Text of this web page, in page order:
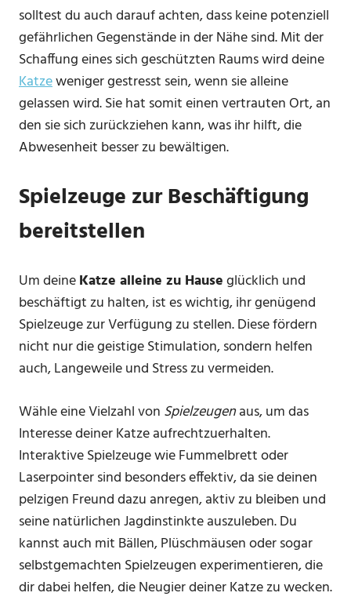
solltest du auch darauf achten, dass keine potenziell
gefährlichen Gegenstände in der Nähe sind. Mit der
Schaffung eines sich geschützten Raums wird deine
Katzeweniger gestresst sein, wenn sie alleine
gelassen wird. Sie hat somit einen vertrauten Ort, an
den sie sich zurückziehen kann, was ihr hilft, die
Abwesenheit besser zu bewältigen.
Spielzeuge zur Beschäftigung
bereitstellen
Um deineKatze alleine zu Hauseglücklich und
beschäftigt zu halten, ist es wichtig, ihr genügend
Spielzeuge zur Verfügung zu stellen. Diese fördern
nicht nur die geistige Stimulation, sondern helfen
auch, Langeweile und Stress zu vermeiden.
Wähle eine Vielzahl von Spielzeugenaus, um das
Interesse deiner Katze aufrechtzuerhalten.
Interaktive Spielzeuge wie Fummelbrett oder
Laserpointer sind besonders effektiv, da sie deinen
pelzigen Freund dazu anregen, aktiv zu bleiben und
seine natürlichen Jagdinstinkte auszuleben. Du
kannst auch mit Bällen, Plüschmäusen oder sogar
selbstgemachten Spielzeugen experimentieren, die
dir dabei helfen, die Neugier deiner Katze zu wecken.